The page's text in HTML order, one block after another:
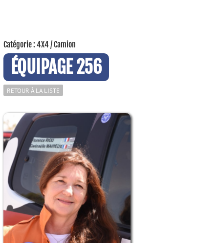
Catégorie : 4X4 / Camion
ÉQUIPAGE 256
RETOUR À LA LISTE